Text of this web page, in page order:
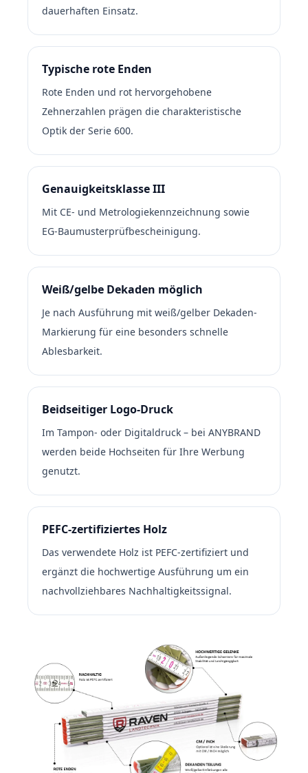
dauerhaften Einsatz.
Typische rote Enden
Rote Enden und rot hervorgehobene
Zehnerzahlen prägen die charakteristische
Optik der Serie 600.
Genauigkeitsklasse III
Mit CE- und Metrologiekennzeichnung sowie
EG-Baumusterprüfbescheinigung.
Weiß/gelbe Dekaden möglich
Je nach Ausführung mit weiß/gelber Dekaden-
Markierung für eine besonders schnelle
Ablesbarkeit.
Beidseitiger Logo-Druck
Im Tampon- oder Digitaldruck – bei ANYBRAND
werden beide Hochseiten für Ihre Werbung
genutzt.
PEFC-zertifiziertes Holz
Das verwendete Holz ist PEFC-zertifiziert und
ergänzt die hochwertige Ausführung um ein
nachvollziehbares Nachhaltigkeitssignal.